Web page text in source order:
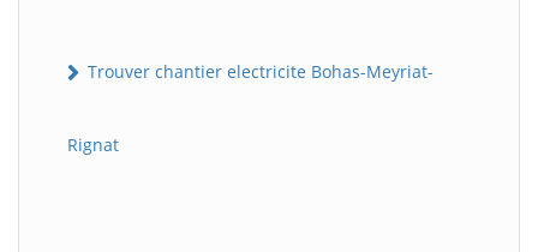
Trouver chantier electricite Bohas-Meyriat-
Rignat